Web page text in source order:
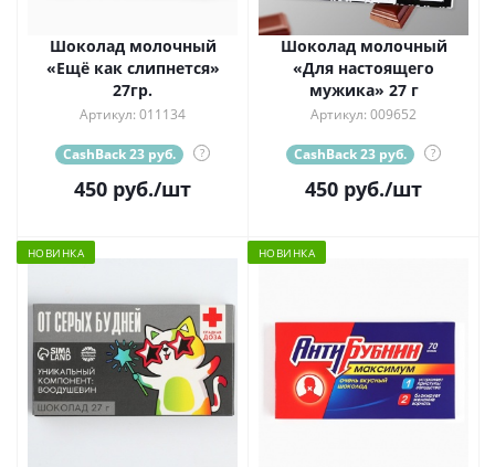
Шоколад молочный
«Ещё как слипнется»
27гр.
Артикул: 011134
CashBack 23 руб. ?
450 руб./шт
Шоколад молочный
«Для настоящего
мужика» 27 г
Артикул: 009652
CashBack 23 руб. ?
450 руб./шт
НОВИНКА НОВИНКА